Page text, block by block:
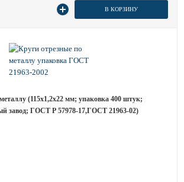
В КОРЗИНУ
(115х1,2х22 мм; упаковка 400 штук;
завод; ГОСТ Р 57978-17,ГОСТ 21963-02)